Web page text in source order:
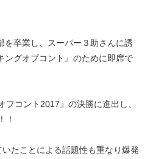
を卒業し、スーパー３助さんに誘
ングオブコント』のために即席で
コント2017』の決勝に進出し、
！
たことによる話題性も重なり爆発